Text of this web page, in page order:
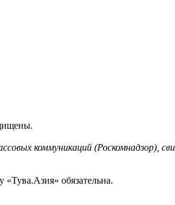
коммуникаций (Роскомнадзор),
«Тува.Азия» обязательна.